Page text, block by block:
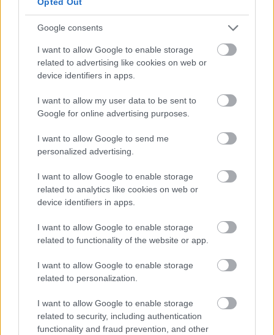
Google consents
I want to allow Google to enable storage
related to advertising like cookies on web or
device identifiers in apps.
I want to allow my user data to be sent to
Google for online advertising purposes.
I want to allow Google to send me
personalized advertising.
I want to allow Google to enable storage
related to analytics like cookies on web or
device identifiers in apps.
I want to allow Google to enable storage
related to functionality of the website or app.
I want to allow Google to enable storage
related to personalization.
I want to allow Google to enable storage
related to security, including authentication
functionality and fraud prevention, and other
επιβράβευση για την επίτευξη στόχων, θα
ελέγχονται για την εκτέλεση του έργου τους.